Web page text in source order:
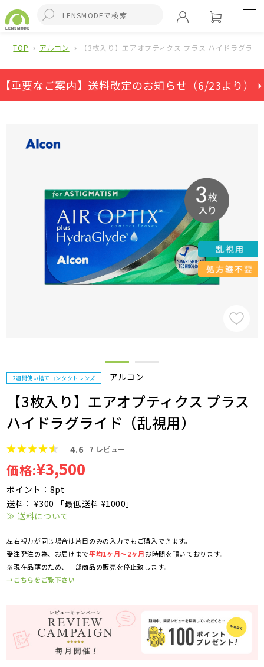
TOP アルコン 【3枚入り】エアオプティクス プラス ハイドラグライ
【重要なご案内】送料改定のお知らせ（6/23より） ⏵
2週間使い捨てコンタクトレンズ アルコン
【3枚入り】エアオプティクス プラス
ハイドラグライド（乱視用）
4.6 7 レビュー
価格:¥3,500
ポイント：8pt
送料： ¥300 「最低送料 ¥1000」
≫ 送料について
左右視力が同じ場合は片目のみの入力でもご購入できます。
受注発注の為、お届けまで平均1ヶ月～2ヶ月お時間を頂いております。
※現在品薄のため、一部商品の販売を停止致します。
→こちらをご覧下さい